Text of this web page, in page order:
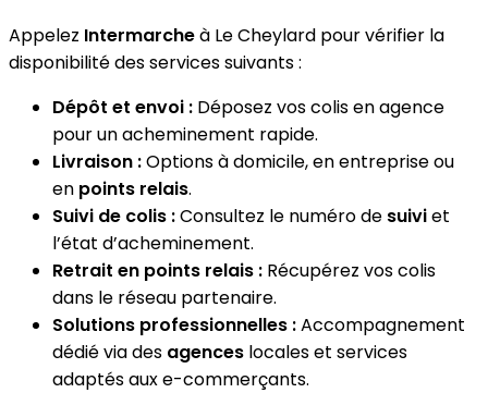
Appelez Intermarcheà Le Cheylard pour vérifier la
disponibilité des services suivants :
Dépôt et envoi : Déposez vos colis en agence
pour un acheminement rapide.
Livraison :Options à domicile, en entreprise ou
en points relais.
Suivi de colis :Consultez le numéro de suiviet
l’état d’acheminement.
Retrait en points relais : Récupérez vos colis
dans le réseau partenaire.
Solutions professionnelles :Accompagnement
dédié via des agences locales et services
adaptés aux e-commerçants.